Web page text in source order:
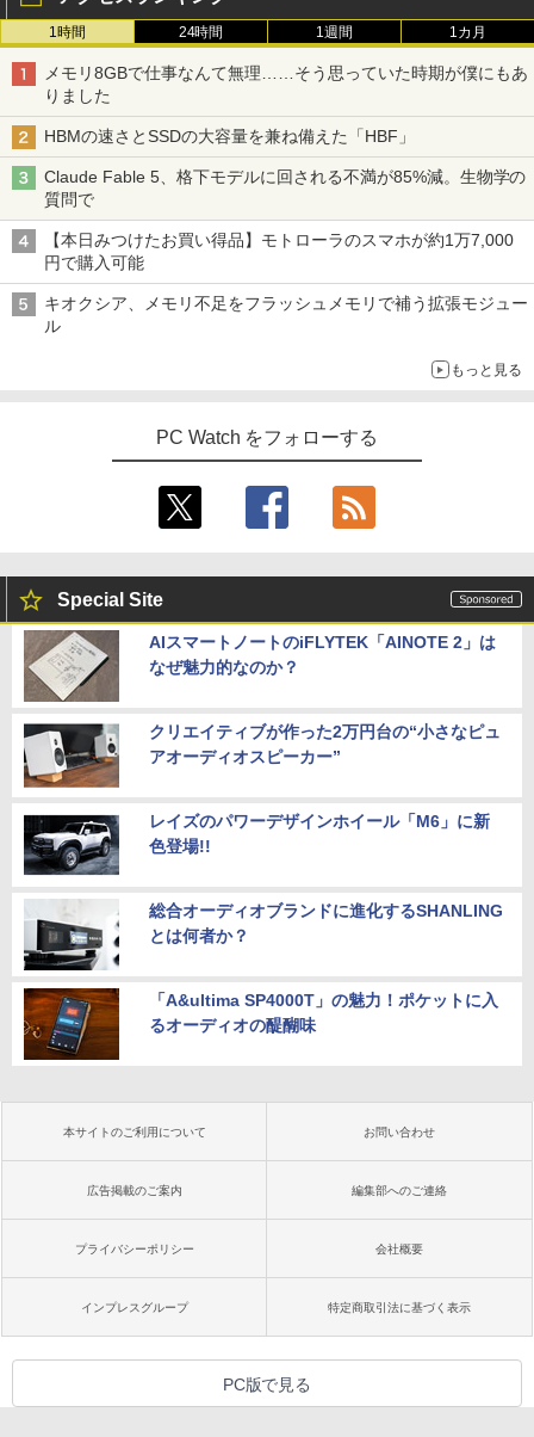
1時間 24時間 1週間 1カ月
メモリ8GBで仕事なんて無理……そう思っていた時期が僕にもあ
りました
HBMの速さとSSDの大容量を兼ね備えた「HBF」
Claude Fable 5、格下モデルに回される不満が85%減。生物学の
質問で
【本日みつけたお買い得品】モトローラのスマホが約1万7,000
円で購入可能
キオクシア、メモリ不足をフラッシュメモリで補う拡張モジュー
ル
もっと見る
PC Watch をフォローする
Special Site
AIスマートノートのiFLYTEK「AINOTE 2」は
なぜ魅力的なのか？
クリエイティブが作った2万円台の“小さなピュ
アオーディオスピーカー”
レイズのパワーデザインホイール「M6」に新
色登場!!
総合オーディオブランドに進化するSHANLING
とは何者か？
「A&ultima SP4000T」の魅力！ポケットに入
るオーディオの醍醐味
本サイトのご利用について お問い合わせ
広告掲載のご案内 編集部へのご連絡
プライバシーポリシー 会社概要
インプレスグループ 特定商取引法に基づく表示
PC版で見る